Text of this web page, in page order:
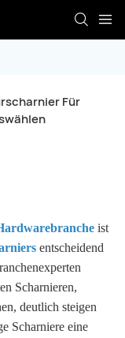
Für
ist
entscheidend
Scharnieren,
deutlich steigen
Scharniere eine